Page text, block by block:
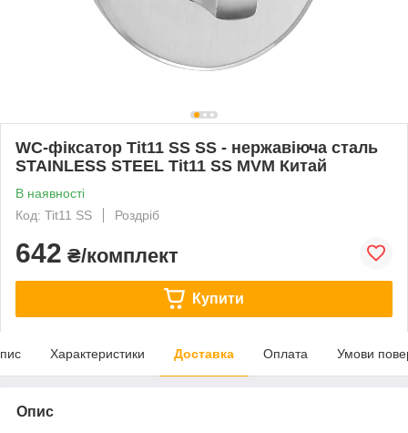
WC-фіксатор Tit11 SS SS - нержавіюча сталь
STAINLESS STEEL Tit11 SS MVM Китай
В наявності
Код: Tit11 SS
Роздріб
642 ₴/комплект
Купити
Характеристики Доставка Оплата Умови
Опис